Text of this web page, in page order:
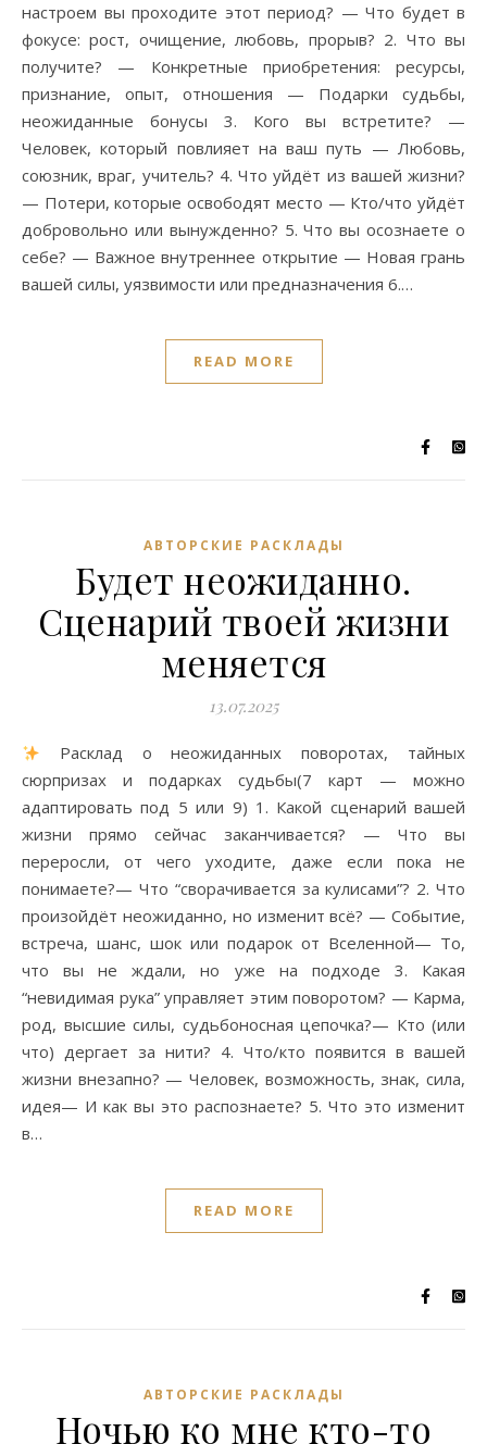
настроем вы проходите этот период? — Что будет в
фокусе: рост, очищение, любовь, прорыв? 2. Что вы
получите? — Конкретные приобретения: ресурсы,
признание, опыт, отношения — Подарки судьбы,
неожиданные бонусы 3. Кого вы встретите? —
Человек, который повлияет на ваш путь — Любовь,
союзник, враг, учитель? 4. Что уйдёт из вашей жизни?
— Потери, которые освободят место — Кто/что уйдёт
добровольно или вынужденно? 5. Что вы осознаете о
себе? — Важное внутреннее открытие — Новая грань
вашей силы, уязвимости или предназначения 6.…
READ MORE
АВТОРСКИЕ РАСКЛАДЫ
Будет неожиданно.
Сценарий твоей жизни
меняется
13.07.2025
Расклад о неожиданных поворотах, тайных
сюрпризах и подарках судьбы(7 карт — можно
адаптировать под 5 или 9) 1. Какой сценарий вашей
жизни прямо сейчас заканчивается? — Что вы
переросли, от чего уходите, даже если пока не
понимаете?— Что “сворачивается за кулисами”? 2. Что
произойдёт неожиданно, но изменит всё? — Событие,
встреча, шанс, шок или подарок от Вселенной— То,
что вы не ждали, но уже на подходе 3. Какая
“невидимая рука” управляет этим поворотом? — Карма,
род, высшие силы, судьбоносная цепочка?— Кто (или
что) дергает за нити? 4. Что/кто появится в вашей
жизни внезапно? — Человек, возможность, знак, сила,
идея— И как вы это распознаете? 5. Что это изменит
в…
READ MORE
АВТОРСКИЕ РАСКЛАДЫ
Ночью ко мне кто-то